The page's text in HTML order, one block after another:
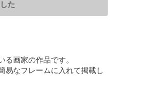
た
画家の作品です。
易なフレームに入れて掲載し